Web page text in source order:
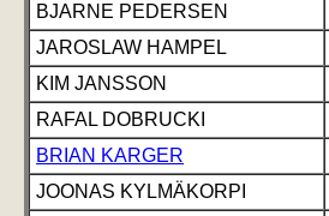
BJARNE PEDERSEN
JAROSLAW HAMPEL
KIM JANSSON
RAFAL DOBRUCKI
BRIAN KARGER
JOONAS KYLMÄKORPI